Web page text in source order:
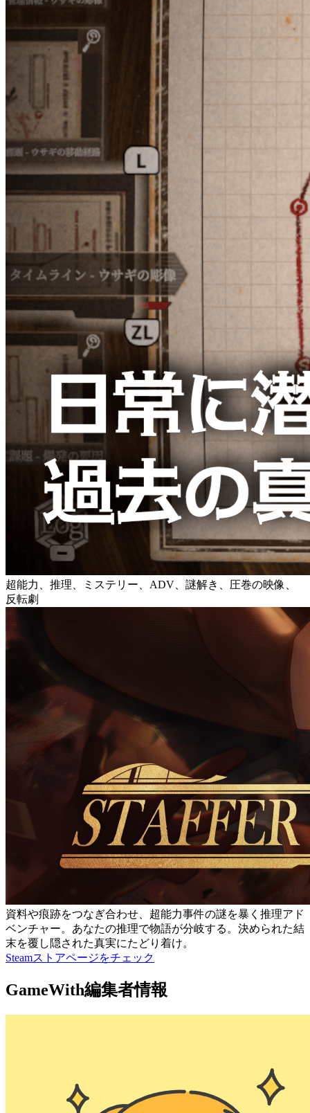
超能力、推理、ミステリー、ADV、謎解き、圧巻の映像、
反転劇
資料や痕跡をつなぎ合わせ、超能力事件の謎を暴く推理アド
ベンチャー。あなたの推理で物語が分岐する。決められた結
末を覆し隠された真実にたどり着け。
Steamストアページをチェック
GameWith編集者情報